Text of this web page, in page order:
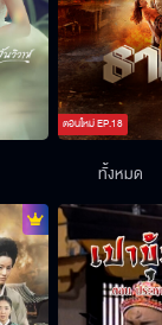
ตอนใหม่EP.18
ทั้งหมด